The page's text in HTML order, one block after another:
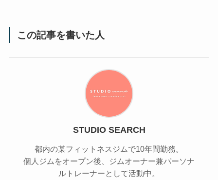
この記事を書いた人
STUDIO SEARCH
都内の某フィットネスジムで10年間勤務。
個人ジムをオープン後、ジムオーナー兼パーソナ
ルトレーナーとして活動中。